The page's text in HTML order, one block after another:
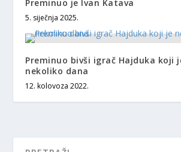
Preminuo je Ivan Katava
5. siječnja 2025.
Preminuo bivši igrač Hajduka koji
nekoliko dana
12. kolovoza 2022.